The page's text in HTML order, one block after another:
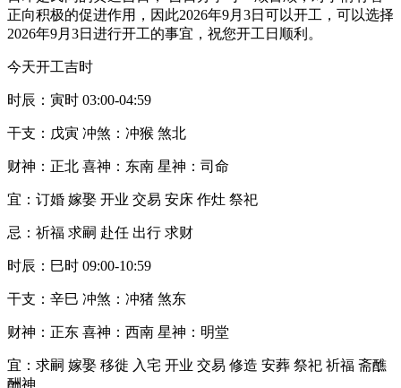
正向积极的促进作用，因此2026年9月3日可以开工，可以选择
2026年9月3日进行开工的事宜，祝您开工日顺利。
今天开工吉时
时辰：寅时 03:00-04:59
干支：戊寅 冲煞：冲猴 煞北
财神：正北 喜神：东南 星神：司命
宜：订婚 嫁娶 开业 交易 安床 作灶 祭祀
忌：祈福 求嗣 赴任 出行 求财
时辰：巳时 09:00-10:59
干支：辛巳 冲煞：冲猪 煞东
财神：正东 喜神：西南 星神：明堂
宜：求嗣 嫁娶 移徙 入宅 开业 交易 修造 安葬 祭祀 祈福 斋醮
酬神